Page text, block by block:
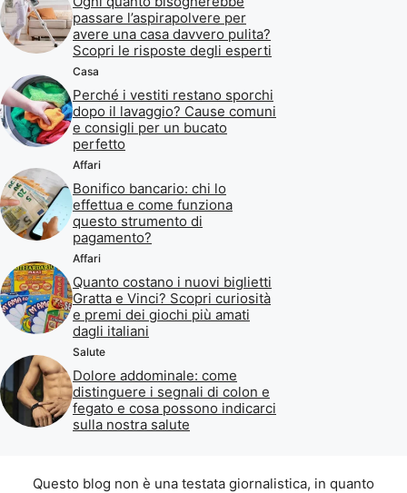
passare l’aspirapolvere per
avere una casa davvero pulita?
Scopri le risposte degli esperti
Casa
Perché i vestiti restano sporchi
dopo il lavaggio? Cause comuni
e consigli per un bucato
perfetto
Affari
Bonifico bancario: chi lo
effettua e come funziona
questo strumento di
pagamento?
Affari
Quanto costano i nuovi biglietti
Gratta e Vinci? Scopri curiosità
e premi dei giochi più amati
dagli italiani
Salute
Dolore addominale: come
distinguere i segnali di colon e
fegato e cosa possono indicarci
sulla nostra salute
Questo blog non è una testata giornalistica, in quanto